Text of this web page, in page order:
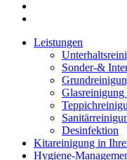
Leistungen
Sonder-&
Desinfektion
Kitareinigung in
Hygiene-